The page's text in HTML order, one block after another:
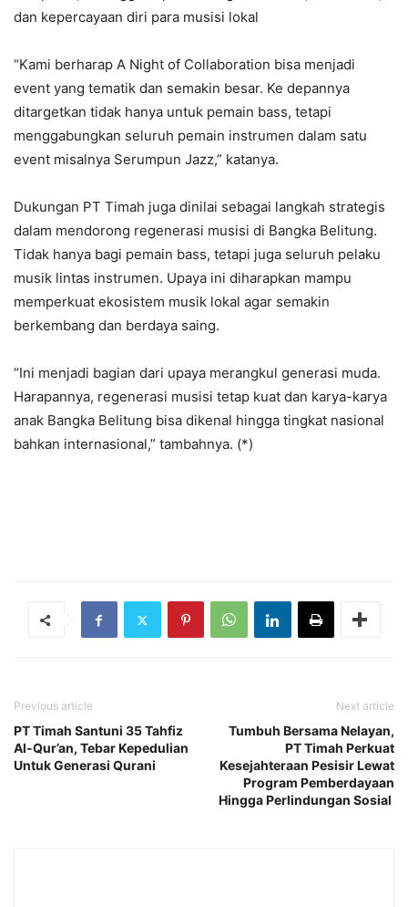
dan kepercayaan diri para musisi lokal
“Kami berharap A Night of Collaboration bisa menjadi
event yang tematik dan semakin besar. Ke depannya
ditargetkan tidak hanya untuk pemain bass, tetapi
menggabungkan seluruh pemain instrumen dalam satu
event misalnya Serumpun Jazz,” katanya.
Dukungan PT Timah juga dinilai sebagai langkah strategis
dalam mendorong regenerasi musisi di Bangka Belitung.
Tidak hanya bagi pemain bass, tetapi juga seluruh pelaku
musik lintas instrumen. Upaya ini diharapkan mampu
memperkuat ekosistem musik lokal agar semakin
berkembang dan berdaya saing.
“Ini menjadi bagian dari upaya merangkul generasi muda.
Harapannya, regenerasi musisi tetap kuat dan karya-karya
anak Bangka Belitung bisa dikenal hingga tingkat nasional
bahkan internasional,” tambahnya. (*)
Previous article
PT Timah Santuni 35 Tahfiz
Al-Qur’an, Tebar Kepedulian
Untuk Generasi Qurani
Next article
Tumbuh Bersama Nelayan,
PT Timah Perkuat
Kesejahteraan Pesisir Lewat
Program Pemberdayaan
Hingga Perlindungan Sosial